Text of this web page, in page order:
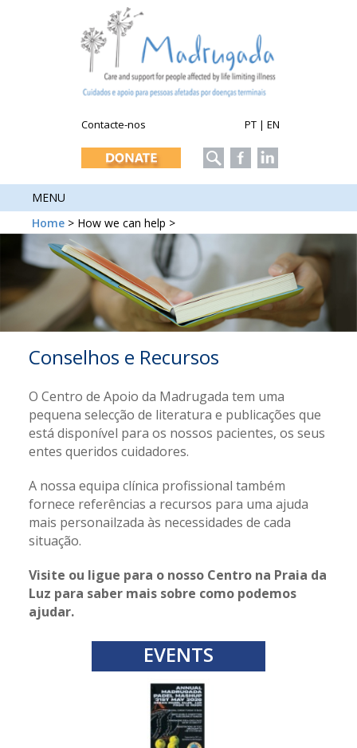
Contacte-nos PT | EN
MENU
Home > How we can help >
Conselhos e Recursos
O Centro de Apoio da Madrugada tem uma
pequena selecção de literatura e publicações que
está disponível para os nossos pacientes, os seus
entes queridos cuidadores.
A nossa equipa clínica profissional também
fornece referências a recursos para uma ajuda
mais personailzada às necessidades de cada
situação.
Visite ou ligue para o nosso Centro na Praia da
Luz para saber mais sobre como podemos
ajudar.
EVENTS